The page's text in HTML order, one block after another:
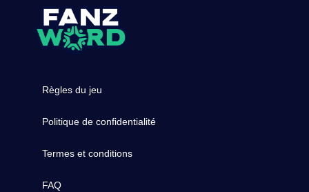
Règles du jeu
Politique de confidentialité
Termes et conditions
FAQ